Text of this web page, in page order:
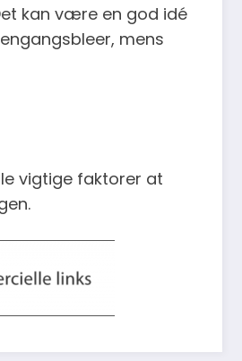
kan være en god idé
mens
vigtige faktorer at